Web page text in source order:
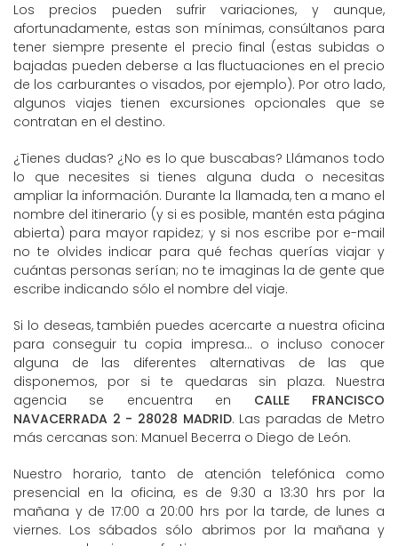
Los precios pueden sufrir variaciones, y aunque,
afortunadamente, estas son mínimas, consúltanos para
tener siempre presente el precio final (estas subidas o
bajadas pueden deberse a las fluctuaciones en el precio
de los carburantes o visados, por ejemplo). Por otro lado,
algunos viajes tienen excursiones opcionales que se
contratan en el destino.
¿Tienes dudas? ¿No es lo que buscabas? Llámanos todo
lo que necesites si tienes alguna duda o necesitas
ampliar la información. Durante la llamada, ten a mano el
nombre del itinerario (y si es posible, mantén esta página
abierta) para mayor rapidez; y si nos escribe por e-mail
no te olvides indicar para qué fechas querías viajar y
cuántas personas serían; no te imaginas la de gente que
escribe indicando sólo el nombre del viaje.
Si lo deseas, también puedes acercarte a nuestra oficina
para conseguir tu copia impresa... o incluso conocer
alguna de las diferentes alternativas de las que
disponemos, por si te quedaras sin plaza. Nuestra
agencia se encuentra en CALLE FRANCISCO
NAVACERRADA 2 - 28028 MADRID. Las paradas de Metro
más cercanas son: Manuel Becerra o Diego de León.
Nuestro horario, tanto de atención telefónica como
presencial en la oficina, es de 9:30 a 13:30 hrs por la
mañana y de 17:00 a 20:00 hrs por la tarde, de lunes a
viernes. Los sábados sólo abrimos por la mañana y